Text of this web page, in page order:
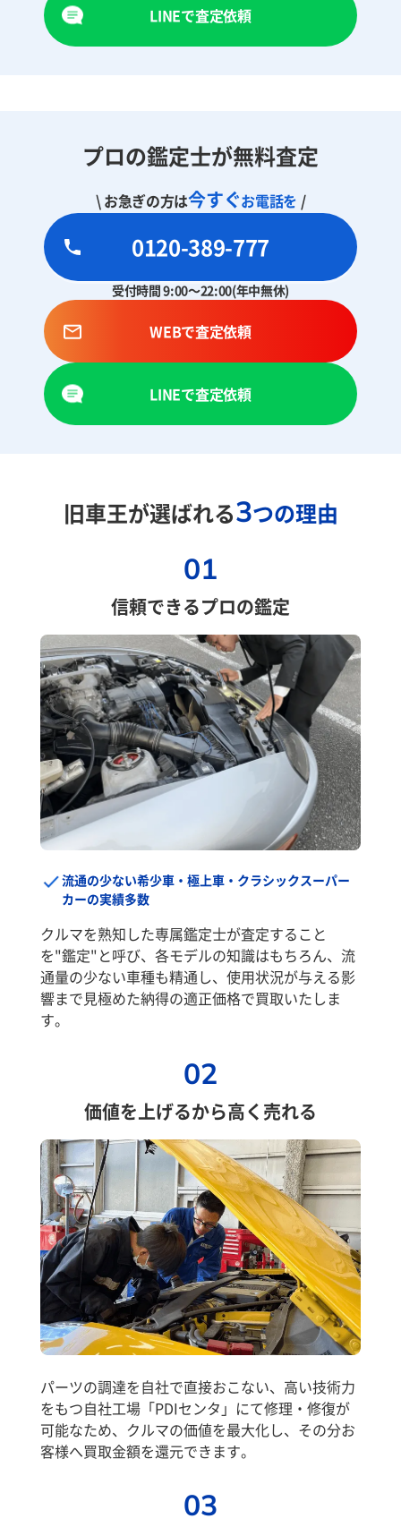
LINEで査定依頼
プロの鑑定士が無料査定
\ お急ぎの方は今すぐお電話を /
0120-389-777
受付時間 9:00～22:00(年中無休)
WEBで査定依頼
LINEで査定依頼
旧車王が選ばれる3つの理由
01
信頼できるプロの鑑定
流通の少ない希少車・極上車・クラシックスーパー
カーの実績多数
クルマを熟知した専属鑑定士が査定すること
を"鑑定"と呼び、各モデルの知識はもちろん、流
通量の少ない車種も精通し、使用状況が与える影
響まで見極めた納得の適正価格で買取いたしま
す。
02
価値を上げるから高く売れる
パーツの調達を自社で直接おこない、高い技術力
をもつ自社工場「PDIセンタ」にて修理・修復が
可能なため、クルマの価値を最大化し、その分お
客様へ買取金額を還元できます。
03